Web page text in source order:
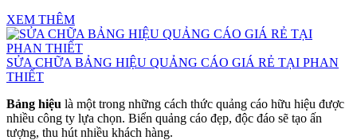
XEM THÊM
SỬA CHỮA BẢNG HIỆU QUẢNG CÁO GIÁ RẺ TẠI PHAN
THIẾT
Bảng hiệu là một trong những cách thức quảng cáo hữu hiệu được
nhiều công ty lựa chọn. Biển quảng cáo đẹp, độc đáo sẽ tạo ấn
tượng, thu hút nhiều khách hàng.